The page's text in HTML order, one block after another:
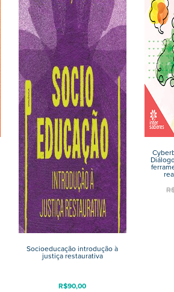
Socioeducação introdução à
justiça restaurativa
R$90,00